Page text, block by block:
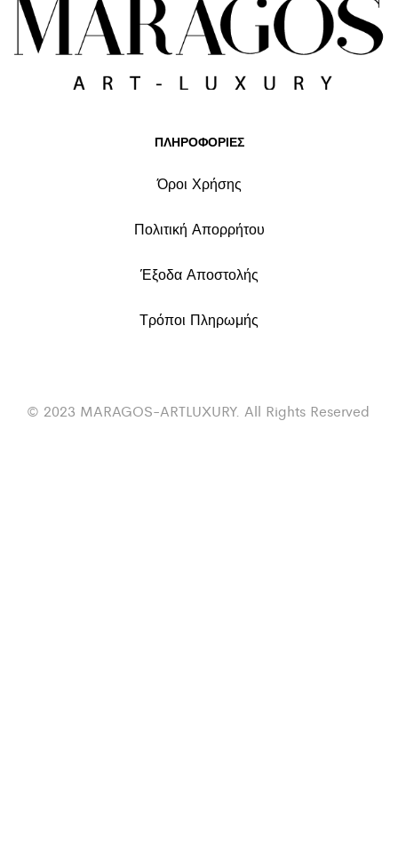
ΠΛΗΡΟΦΟΡΙΕΣ
Όροι Χρήσης
Πολιτική Απορρήτου
Έξοδα Αποστολής
Τρόποι Πληρωμής
© 2023 MARAGOS-ARTLUXURY. All Rights Reserved